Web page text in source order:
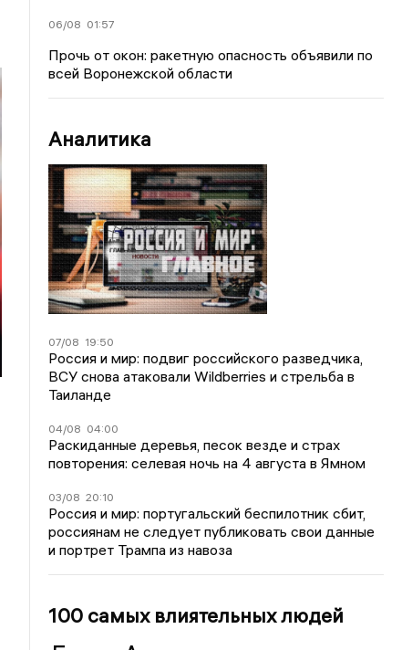
06/08 01:57
Прочь от окон: ракетную опасность объявили по
всей Воронежской области
Аналитика
07/08 19:50
Россия и мир: подвиг российского разведчика,
ВСУ снова атаковали Wildberries и стрельба в
Таиланде
04/08 04:00
Раскиданные деревья, песок везде и страх
повторения: селевая ночь на 4 августа в Ямном
03/08 20:10
Россия и мир: португальский беспилотник сбит,
россиянам не следует публиковать свои данные
и портрет Трампа из навоза
100 самых влиятельных людей